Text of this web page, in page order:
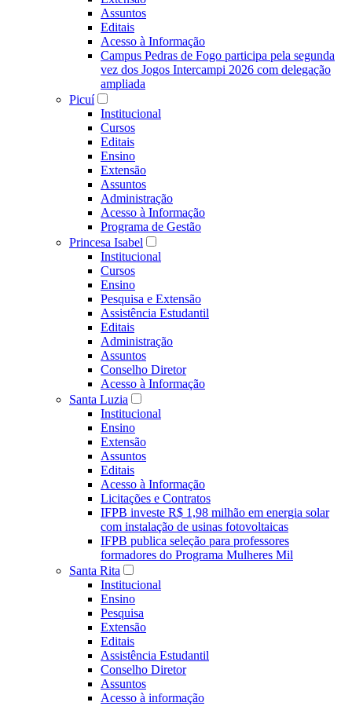
Assuntos
Editais
Acesso à Informação
Campus Pedras de Fogo participa pela segunda
vez dos Jogos Intercampi 2026 com delegação
ampliada
Picuí
Institucional
Cursos
Editais
Ensino
Extensão
Assuntos
Administração
Acesso à Informação
Programa de Gestão
Princesa Isabel
Institucional
Cursos
Ensino
Pesquisa e Extensão
Assistência Estudantil
Editais
Administração
Assuntos
Conselho Diretor
Acesso à Informação
Santa Luzia
Institucional
Ensino
Extensão
Assuntos
Editais
Acesso à Informação
Licitações e Contratos
IFPB investe R$ 1,98 milhão em energia solar
com instalação de usinas fotovoltaicas
IFPB publica seleção para professores
formadores do Programa Mulheres Mil
Santa Rita
Institucional
Ensino
Pesquisa
Extensão
Editais
Assistência Estudantil
Conselho Diretor
Assuntos
Acesso à informação